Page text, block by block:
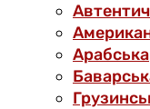
Арабська